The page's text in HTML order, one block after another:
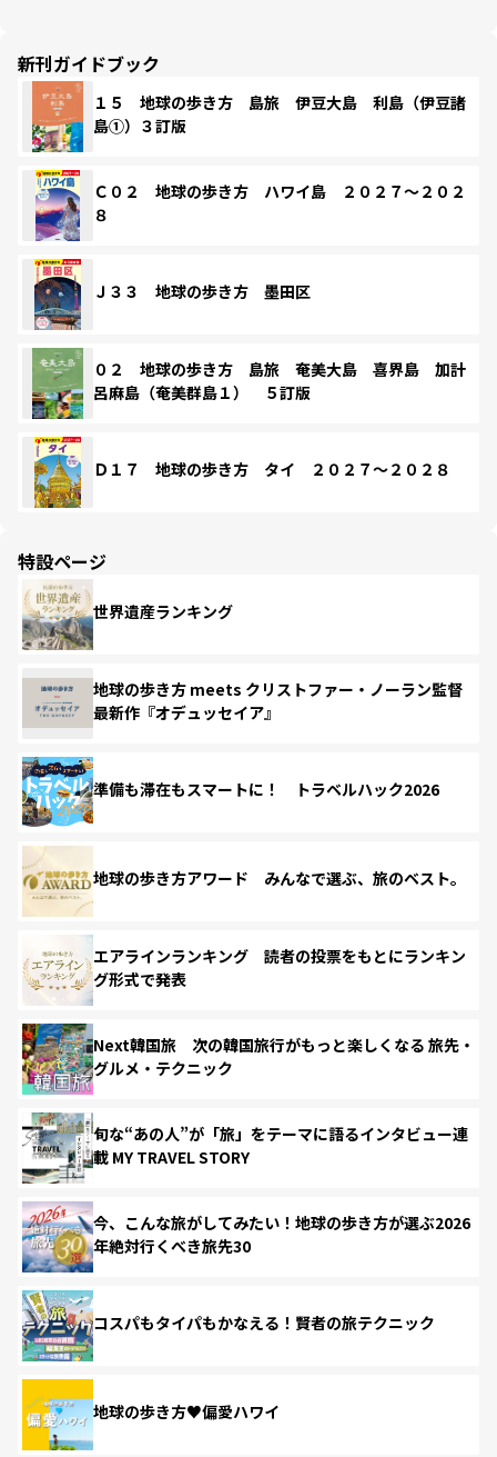
新刊ガイドブック
１５ 地球の歩き方 島旅 伊豆大島 利島（伊豆諸
島①）３訂版
Ｃ０２ 地球の歩き方 ハワイ島 ２０２７～２０２
８
Ｊ３３ 地球の歩き方 墨田区
０２ 地球の歩き方 島旅 奄美大島 喜界島 加計
呂麻島（奄美群島１） ５訂版
Ｄ１７ 地球の歩き方 タイ ２０２７～２０２８
特設ページ
世界遺産ランキング
地球の歩き方 meets クリストファー・ノーラン監督
最新作『オデュッセイア』
準備も滞在もスマートに！ トラベルハック2026
地球の歩き方アワード みんなで選ぶ、旅のベスト。
エアラインランキング 読者の投票をもとにランキン
グ形式で発表
Next韓国旅 次の韓国旅行がもっと楽しくなる 旅先・
グルメ・テクニック
旬な“あの人”が「旅」をテーマに語るインタビュー連
載 MY TRAVEL STORY
今、こんな旅がしてみたい！地球の歩き方が選ぶ2026
年絶対行くべき旅先30
コスパもタイパもかなえる！賢者の旅テクニック
地球の歩き方♥偏愛ハワイ